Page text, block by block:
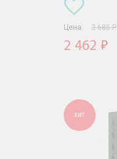
Цена: 2 685 Р
2 462
ХИТ